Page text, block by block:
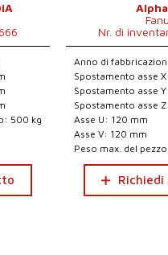
500 kg
Nr. di
Anno di
Spostamento asse
Spostamento asse
Spostamento asse
Asse U: 120 mm
Asse V: 120 mm
Peso max. del